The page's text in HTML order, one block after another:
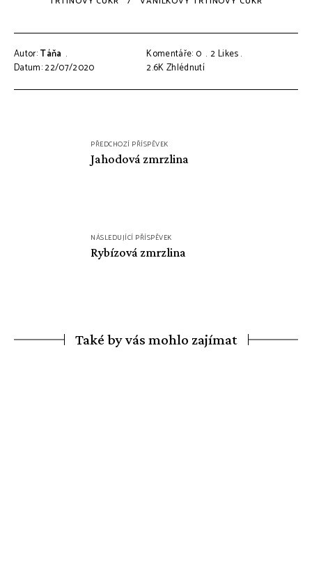
Autor:Táňa
Datum: 22/07/2020
Komentáře: 0 2Likes
2.6KZhlédnutí
PŘEDCHOZÍ PŘÍSPĚVEK
Jahodová zmrzlina
NÁSLEDUJÍCÍ PŘÍSPĚVEK
Rybízová zmrzlina
Také by vás mohlo zajímat